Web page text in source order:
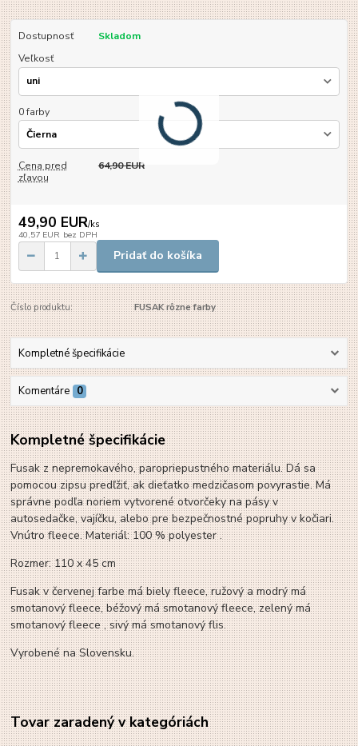
Dostupnosť
Skladom
Veľkosť
0 farby
Cena pred
zľavou
64,90 EUR
49,90 EUR/ks
40,57 EUR bez DPH
Pridať do košíka
Číslo produktu: FUSAK rôzne farby
Kompletné špecifikácie
Komentáre 0
Kompletné špecifikácie
Fusak z nepremokavého, paropriepustného materiálu. Dá sa
pomocou zipsu predľžiť, ak dieťatko medzičasom povyrastie. Má
správne podľa noriem vytvorené otvorčeky na pásy v
autosedačke, vajíčku, alebo pre bezpečnostné popruhy v kočiari.
Vnútro fleece. Materiál: 100 % polyester .
Rozmer: 110 x 45 cm
Fusak v červenej farbe má biely fleece, ružový a modrý má
smotanový fleece, béžový má smotanový fleece, zelený má
smotanový fleece , sivý má smotanový flis.
Vyrobené na Slovensku.
Tovar zaradený v kategóriách